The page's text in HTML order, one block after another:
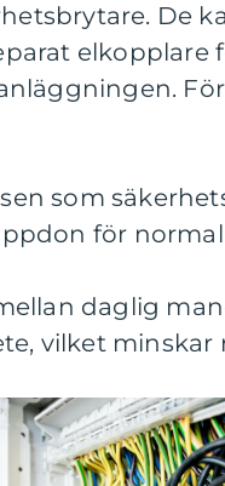
De
som
för
daglig
vilket minskar